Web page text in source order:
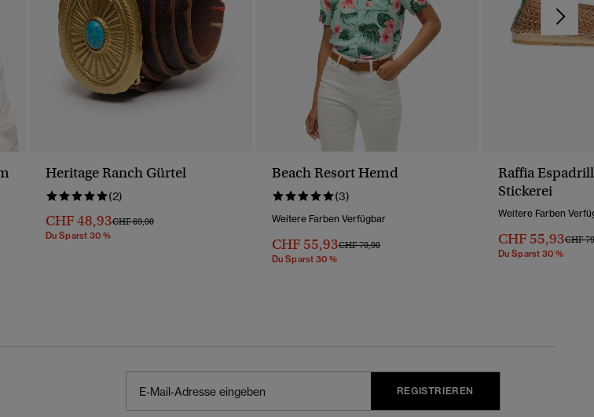
Heritage Ranch Gürtel
(2)
CHF 48,93Preis Wurde Reduziert Von
CHF 69,90Bis
Du Sparst 30 %
Beach Resort Hemd
(3)
Weitere Farben Verfügbar
CHF 55,93Preis Wurde Reduziert Von
CHF 79,90Bis
Du Sparst 30 %
Raffia
Stickerei
Weitere Farben
CHF 55,93Preis
CHF
Du Sparst 30 %
REGISTRIEREN